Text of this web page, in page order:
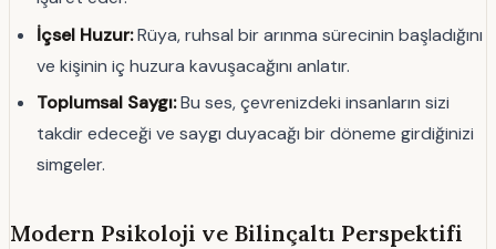
İçsel Huzur:Rüya, ruhsal bir arınma sürecinin başladığını
ve kişinin iç huzura kavuşacağını anlatır.
Toplumsal Saygı:Bu ses, çevrenizdeki insanların sizi
takdir edeceği ve saygı duyacağı bir döneme girdiğinizi
simgeler.
Modern Psikoloji ve Bilinçaltı Perspektifi